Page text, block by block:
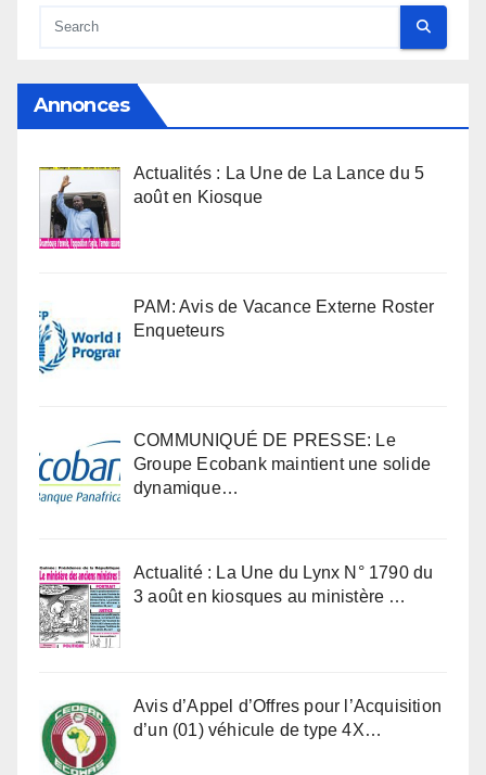
Annonces
Actualités : La Une de La Lance du 5
août en Kiosque
PAM: Avis de Vacance Externe Roster
Enqueteurs
COMMUNIQUÉ DE PRESSE: Le
Groupe Ecobank maintient une solide
dynamique…
Actualité : La Une du Lynx N° 1790 du
3 août en kiosques au ministère …
Avis d’Appel d’Offres pour l’Acquisition
d’un (01) véhicule de type 4X…